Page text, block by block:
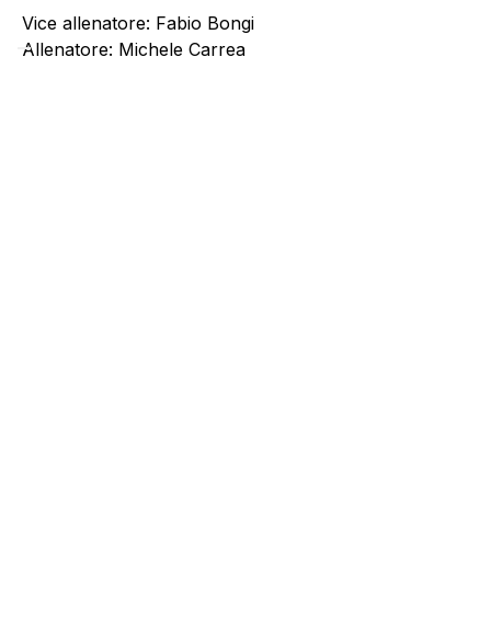
Vice allenatore: Fabio Bongi
Allenatore: Michele Carrea